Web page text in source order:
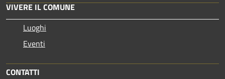
VIVERE IL COMUNE
Luoghi
Eventi
CONTATTI